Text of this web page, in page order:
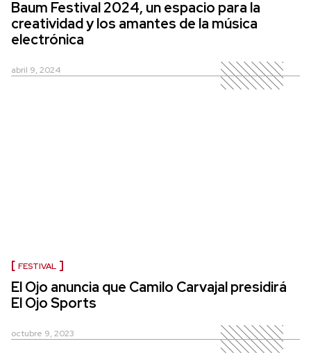
Baum Festival 2024, un espacio para la
creatividad y los amantes de la música
electrónica
abril 9, 2024
FESTIVAL
El Ojo anuncia que Camilo Carvajal presidirá
El Ojo Sports
octubre 9, 2023